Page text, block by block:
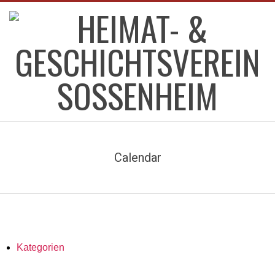
Skip
HEIMAT-
GESCHICHTSVEREIN
SOSSENHEIM
Calendar
Kategorien